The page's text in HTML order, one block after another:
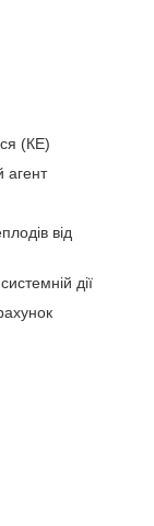
(КЕ)
агент
від
дії